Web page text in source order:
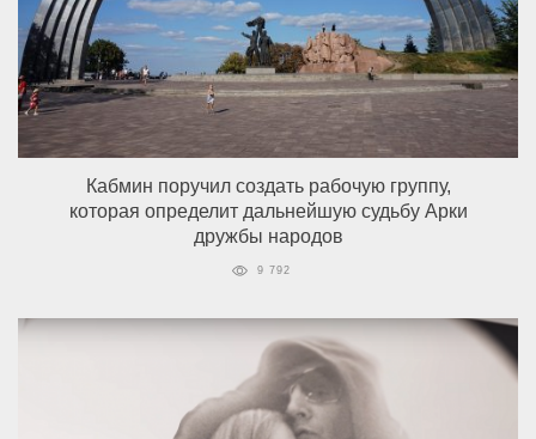
Кабмин поручил создать рабочую группу,
которая определит дальнейшую судьбу Арки
дружбы народов
9 792